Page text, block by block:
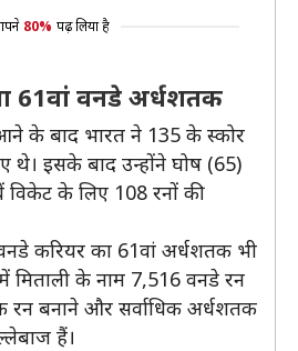
80% पढ़ लिया है
61वां वनडे अर्धशतक
के बाद भारत ने 135 के स्कोर
थे। इसके बाद उन्होंने घोष (65)
के लिए 108 रनों की
करियर का 61वां अर्धशतक भी
में मिताली के नाम 7,516 वनडे रन
रन बनाने और सर्वाधिक अर्धशतक
हैं।